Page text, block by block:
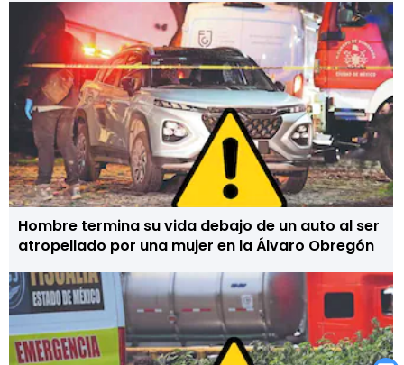
Hombre termina su vida debajo de un auto al ser
atropellado por una mujer en la Álvaro Obregón